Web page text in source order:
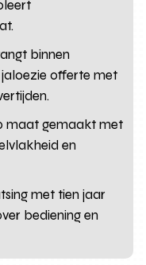
binnen
offerte met
maat gemaakt met
en
met tien jaar
bediening en